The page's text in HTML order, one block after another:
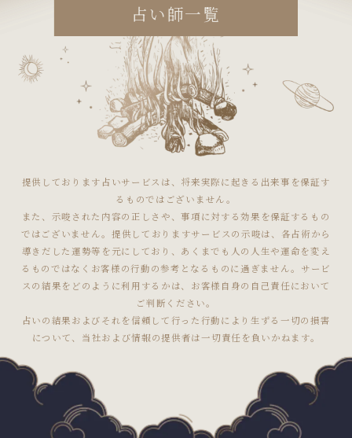
占い師一覧
提供しております占いサービスは、将来実際に起きる出来事を保証す
るものではございません。
また、示唆された内容の正しさや、事項に対する効果を保証するもの
ではございません。提供しておりますサービスの示唆は、各占術から
導きだした運勢等を元にしており、あくまでも人の人生や運命を変え
るものではなくお客様の行動の参考となるものに過ぎません。サービ
スの結果をどのように利用するかは、お客様自身の自己責任において
ご判断ください。
占いの結果およびそれを信頼して行った行動により生ずる一切の損害
について、当社および情報の提供者は一切責任を負いかねます。